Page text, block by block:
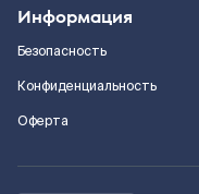
Информация
Безопасность
Конфиденциальность
Оферта